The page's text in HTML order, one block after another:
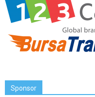
Sponsor